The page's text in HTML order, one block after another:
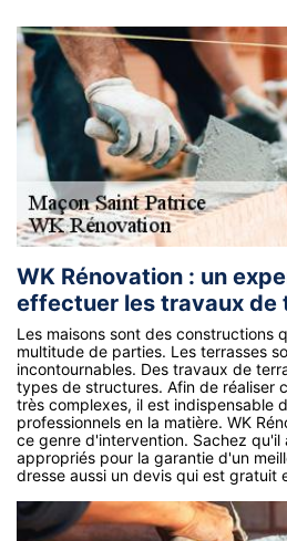
WK Rénovation : un
effectuer les travaux de
Les maisons sont des constructions
multitude de parties. Les terrasses
incontournables. Des travaux de
types de structures. Afin de réaliser
très complexes, il est indispensable
professionnels en la matière. WK
ce genre d'intervention. Sachez qu'il
appropriés pour la garantie d'un
dresse aussi un devis qui est gratuit